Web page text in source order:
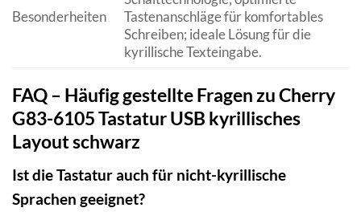
Besonderheiten
Tastenanschläge für komfortables
Schreiben; ideale Lösung für die
kyrillische Texteingabe.
FAQ – Häufig gestellte Fragen zu Cherry
G83-6105 Tastatur USB kyrillisches
Layout schwarz
Ist die Tastatur auch für nicht-kyrillische
Sprachen geeignet?